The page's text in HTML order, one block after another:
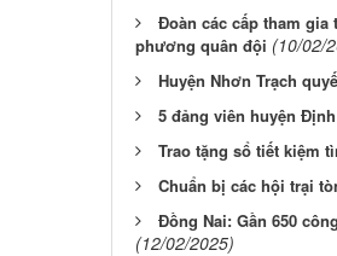
Đoàn các cấp tham
phương quân đội (10/02/
Huyện Nhơn Trạch
5 đảng viên huyện
Trao tặng sổ tiết kiệm
Chuẩn bị các hội trại
Đồng Nai: Gần 650
(12/02/2025)